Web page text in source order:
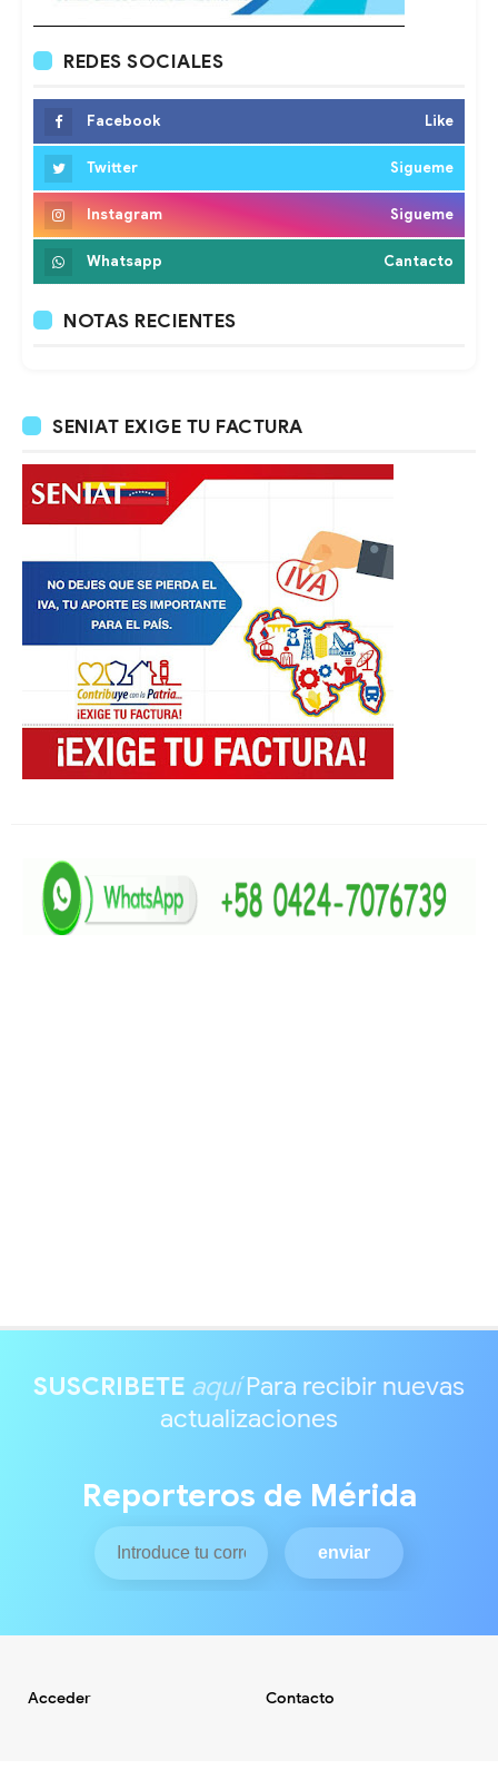
REDES SOCIALES
Facebook Like
Twitter Sigueme
Instagram Sigueme
Whatsapp Cantacto
NOTAS RECIENTES
SENIAT EXIGE TU FACTURA
SUSCRIBETE aquíPara recibir nuevas
actualizaciones
Reporteros de Mérida
Acceder Contacto